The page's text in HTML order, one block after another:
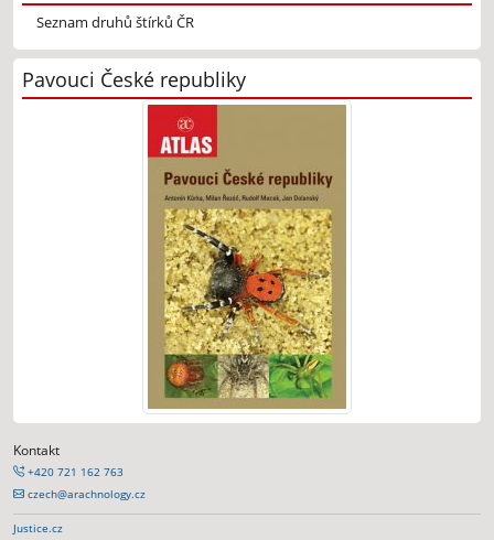
Seznam druhů štírků ČR
Pavouci České republiky
Kontakt
+420 721 162 763
czech@arachnology.cz
Justice.cz